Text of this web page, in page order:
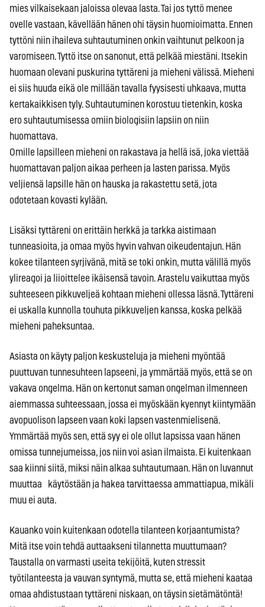
mies vilkaisekaan jaloissa olevaa lasta. Tai jos tyttö menee
ovelle vastaan, kävellään hänen ohi täysin huomioimatta. Ennen
tyttöni niin ihaileva suhtautuminen onkin vaihtunut pelkoon ja
varomiseen. Tyttö itse on sanonut, että pelkää miestäni. Itsekin
huomaan olevani puskurina tyttäreni ja mieheni välissä. Mieheni
ei siis huuda eikä ole millään tavalla fyysisesti uhkaava, mutta
kertakaikkisen tyly. Suhtautuminen korostuu tietenkin, koska
ero suhtautumisessa omiin biologisiin lapsiin on niin
huomattava.
Omille lapsilleen mieheni on rakastava ja hellä isä, joka viettää
huomattavan paljon aikaa perheen ja lasten parissa. Myös
veljiensä lapsille hän on hauska ja rakastettu setä, jota
odotetaan kovasti kylään.
Lisäksi tyttäreni on erittäin herkkä ja tarkka aistimaan
tunneasioita, ja omaa myös hyvin vahvan oikeudentajun. Hän
kokee tilanteen syrjivänä, mitä se toki onkin, mutta välillä myös
ylireagoi ja liioittelee ikäisensä tavoin. Arastelu vaikuttaa myös
suhteeseen pikkuveljeä kohtaan mieheni ollessa läsnä. Tyttäreni
ei uskalla kunnolla touhuta pikkuveljen kanssa, koska pelkää
mieheni paheksuntaa.
Asiasta on käyty paljon keskusteluja ja mieheni myöntää
puuttuvan tunnesuhteen lapseeni, ja ymmärtää myös, että se on
vakava ongelma. Hän on kertonut saman ongelman ilmenneen
aiemmassa suhteessaan, jossa ei myöskään kyennyt kiintymään
avopuolison lapseen vaan koki lapsen vastenmielisenä.
Ymmärtää myös sen, että syy ei ole ollut lapsissa vaan hänen
omissa tunnejumeissa, jos niin voi asian ilmaista. Ei kuitenkaan
saa kiinni siitä, miksi näin alkaa suhtautumaan. Hän on luvannut
muuttaa käytöstään ja hakea tarvittaessa ammattiapua, mikäli
muu ei auta.
Kauanko voin kuitenkaan odotella tilanteen korjaantumista?
Mitä itse voin tehdä auttaakseni tilannetta muuttumaan?
Taustalla on varmasti useita tekijöitä, kuten stressit
työtilanteesta ja vauvan syntymä, mutta se, että mieheni kaataa
omaa ahdistustaan tyttäreni niskaan, on täysin sietämätöntä!